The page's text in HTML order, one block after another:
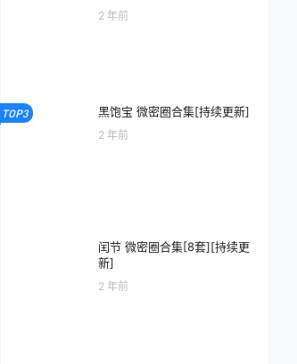
2 年前
TOP3 黑饱宝 微密圈合集[持续更新]
2 年前
闰节 微密圈合集[8套][持续更
新]
2 年前